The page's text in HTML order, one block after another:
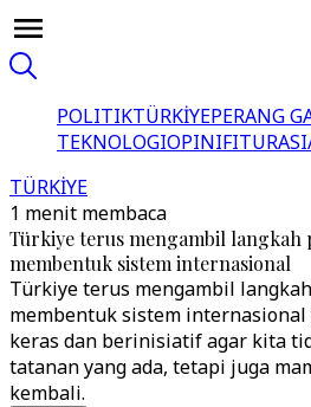
POLITIKTÜRKİYEPERANG
TEKNOLOGIOPINIFITUR
TÜRKİYE
1 menit membaca
Türkiye terus mengambil
membentuk sistem internasional
Türkiye terus mengambil
membentuk sistem
keras dan berinisiatif agar kita
tatanan yang ada, tetapi juga
kembali.